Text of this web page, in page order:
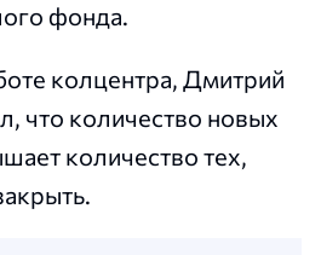
фонда.
колцентра, Дмитрий
что количество новых
количество тех,